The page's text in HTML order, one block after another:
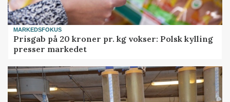
MARKEDSFOKUS
Prisgab på 20 kroner pr. kg vokser: Polsk kylling
presser markedet